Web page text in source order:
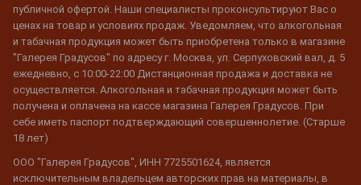
публичной офертой. Наши специалисты проконсультируют Вас о
ценах на товар и условиях продаж. Уведомляем, что алкогольная
и табачная продукция может быть приобретена только в магазине
"Галерея Градусов" по адресу г. Москва, ул. Серпуховский вал, д. 5
ежедневно, с 10:00-22:00 Дистанционная продажа и доставка не
осуществляется. Алкогольная и табачная продукция может быть
получена и оплачена на кассе магазина Галерея Градусов. При
себе иметь паспорт подтверждающий совершеннолетие. (Старше
18 лет)
ООО "Галерея Градусов", ИНН 7725501624, является
исключительным владельцем авторских прав на материалы, в